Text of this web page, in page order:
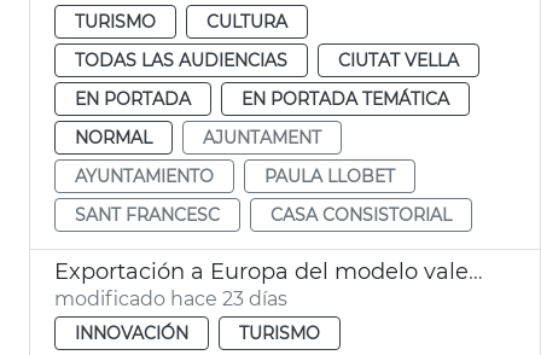
TURISMO
CULTURA
TODAS LAS AUDIENCIAS
CIUTAT VELLA
EN PORTADA
EN PORTADA TEMÁTICA
NORMAL
AJUNTAMENT
AYUNTAMIENTO
PAULA LLOBET
SANT FRANCESC
CASA CONSISTORIAL
Exportación a Europa del modelo valenciano de turismo de congresos
modificado hace 23 días
INNOVACIÓN
TURISMO